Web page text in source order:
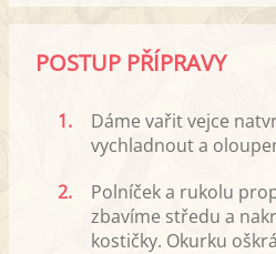
POSTUP PŘÍPRAVY
1.
Dáme vařit vejce
vychladnout a
2.
Polníček a rukolu
zbavíme středu a
kostičky. Okurku